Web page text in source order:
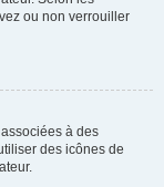
ou non verrouiller
à des
des icônes de